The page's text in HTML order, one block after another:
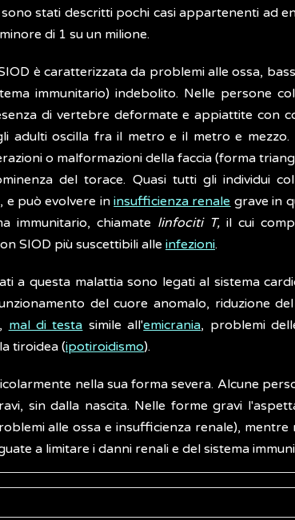
stati descritti pochi casi appartenenti ad
di 1 su un milione.
è caratterizzata da problemi alle ossa,
immunitario) indebolito. Nelle persone
di vertebre deformate e appiattite con
adulti oscilla fra il metro e il metro e
o malformazioni della faccia (forma
del torace. Quasi tutti gli individui
e può evolvere ininsufficienza renale grave in
immunitario, chiamate linfociti T,il cui
SIOD più suscettibili alle infezioni.
a questa malattia sono legati al sistema
del cuore anomalo, riduzione
mal di testa simile all'emicrania, problemi
tiroidea (ipotiroidismo).
nella sua forma severa. Alcune
sin dalla nascita. Nelle forme gravi
alle ossa e insufficienza renale),
a limitare i danni renali e del sistema